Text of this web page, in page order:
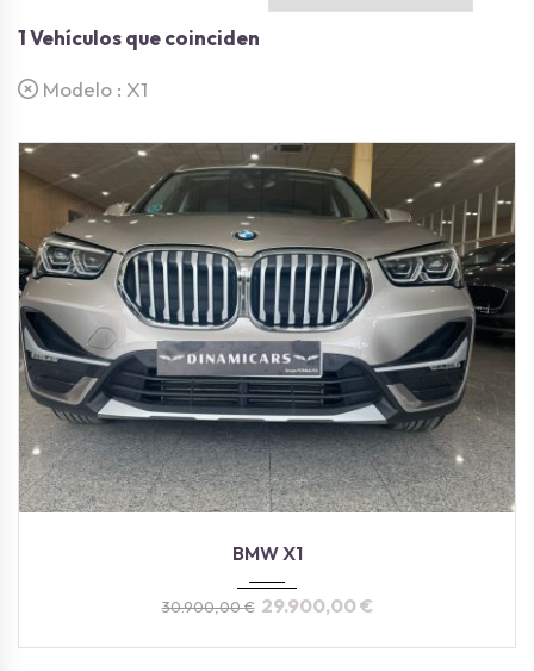
1Vehículos que coinciden
Modelo : X1
BMW X1
30.900,00€ 29.900,00€